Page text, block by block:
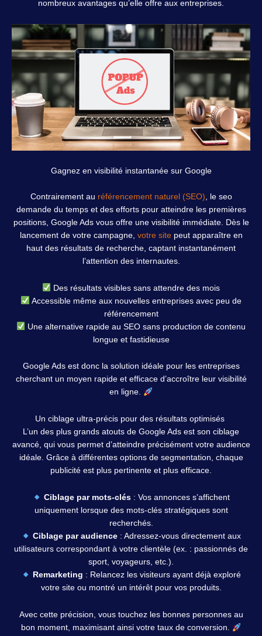
nombreux avantages qu’elle offre aux entreprises.
Gagnez en visibilité instantanée sur Google
Contrairement au référencement naturel (SEO) , le seo
demande du temps et des efforts pour atteindre les premières
positions, Google Ads vous offre une visibilité immédiate. Dès le
lancement de votre campagne, votre sitepeut apparaître en
haut des résultats de recherche, captant instantanément
l’attention des internautes.
Des résultats visibles sans attendre des mois
Accessible même aux nouvelles entreprises avec peu de
référencement
Une alternative rapide au SEO sans production de contenu
longue et fastidieuse
Google Ads est donc la solution idéale pour les entreprises
cherchant un moyen rapide et efficace d’accroître leur visibilité
en ligne.
Un ciblage ultra-précis pour des résultats optimisés
L’un des plus grands atouts de Google Ads est son ciblage
avancé, qui vous permet d’atteindre précisément votre audience
idéale. Grâce à différentes options de segmentation, chaque
publicité est plus pertinente et plus efficace.
Ciblage par mots-clés: Vos annonces s’affichent
uniquement lorsque des mots-clés stratégiques sont
recherchés.
Ciblage par audience: Adressez-vous directement aux
utilisateurs correspondant à votre clientèle (ex. : passionnés de
sport, voyageurs, etc.).
Remarketing : Relancez les visiteurs ayant déjà exploré
votre site ou montré un intérêt pour vos produits.
Avec cette précision, vous touchez les bonnes personnes au
bon moment, maximisant ainsi votre taux de conversion.